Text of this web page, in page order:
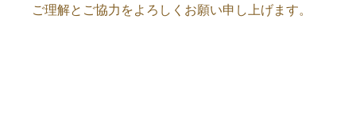
ご理解とご協力をよろしくお願い申し上げます。